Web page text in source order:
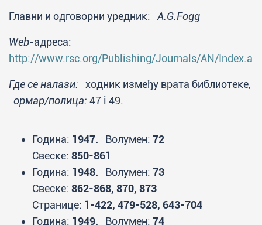
Главни и одговорни уредник: A.G.Fogg
Web-адреса:
http://www.rsc.org/Publishing/Journals/AN/
Где се налази: ходник између врата библиотеке,
ормар/полица: 47 i 49.
Година: 1947. Волумен: 72
Свеске: 850-861
Година: 1948. Волумен: 73
Свеске: 862-868, 870, 873
Странице: 1-422, 479-528, 643-704
Година: 1949. Волумен: 74